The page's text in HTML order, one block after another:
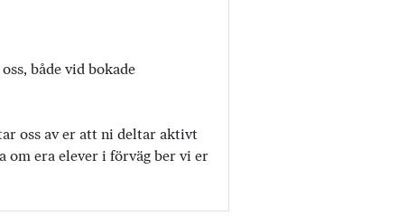
både vid bokade
oss av er att ni deltar aktivt
om era elever i förväg ber vi er